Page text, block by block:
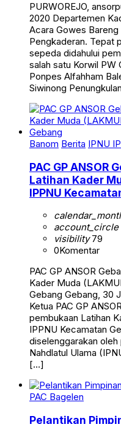
PURWOREJO,
2020 Departemen
Acara Gowes Bareng
Pengkaderan. Tepat
sepeda didahului
salah satu Korwil PW
Ponpes Alfahham
Siwinong
Banom Berita IPNU
PAC GP ANSOR
Latihan Kader
IPPNU
account_circle
visibility79
0Komentar
PAC GP ANSOR
Kader Muda
Gebang Gebang, 30
Ketua PAC GP
pembukaan Latihan
IPPNU Kecamatan
diselenggarakan oleh
Nahdlatul Ulama
[…]
PAC Bagelen
Pelantikan